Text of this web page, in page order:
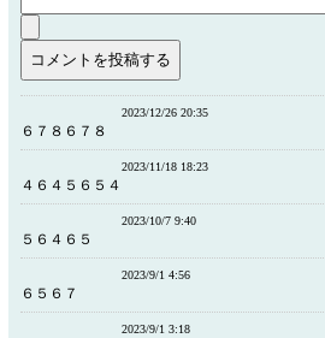
2023/12/26 20:35
６７８６７８
2023/11/18 18:23
４６４５６５４
2023/10/7 9:40
５６４６５
2023/9/1 4:56
６５６７
2023/9/1 3:18